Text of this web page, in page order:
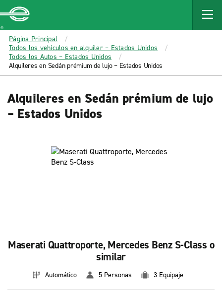
MAIN
CONTENT
Enterprise
Página Principal
Todos los vehículos en alquiler – Estados Unidos
Todos los Autos – Estados Unidos
Alquileres en Sedán prémium de lujo – Estados Unidos
Alquileres en Sedán prémium de lujo
– Estados Unidos
Maserati Quattroporte, Mercedes Benz S-Class o
similar
Automático 5 Personas 3 Equipaje